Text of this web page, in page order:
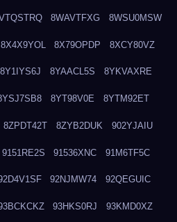
8WAVTFXG 8WSU0MSW
8X4X9YOL 8X79OPDP 8XCY80VZ
8Y1IYS6J 8YAACL5S 8YKVAXRE
8YT98V0E 8YTM92ET
8ZPDT42T 8ZYB2DUK 902YJAIU
9151RE2S 91536XNC 91M6TF5C
92NJMW74 92QEGUIC
93HKS0RJ 93KMD0XZ